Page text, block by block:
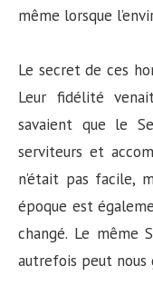
même lorsque
Le secret de ces
Leur fidélité
savaient que le
serviteurs et
n’était pas facile,
époque est
changé. Le même
autrefois peut nous